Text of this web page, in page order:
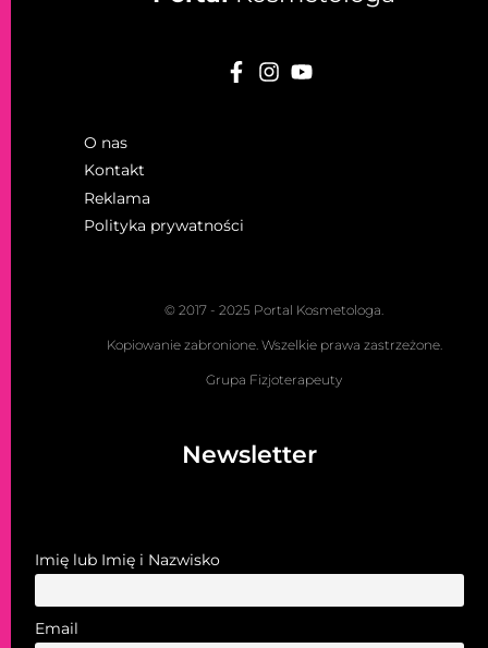
O nas
Kontakt
Reklama
Polityka prywatności
© 2017 - 2025 Portal Kosmetologa.
Kopiowanie zabronione. Wszelkie prawa zastrzeżone.
Grupa Fizjoterapeuty
Newsletter
Imię lub Imię i Nazwisko
Email